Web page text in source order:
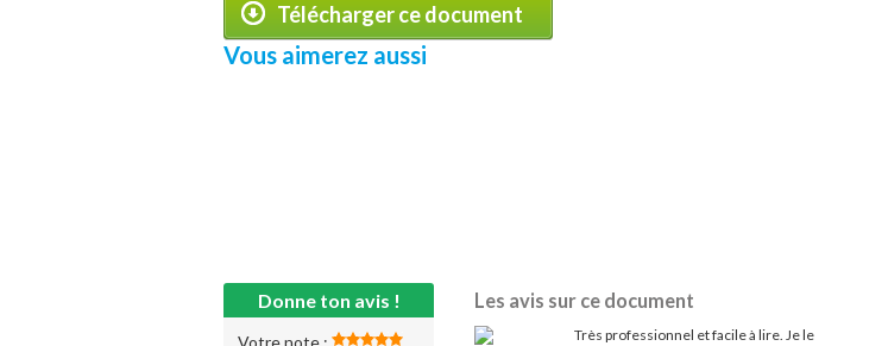
Télécharger ce document
Vous aimerez aussi
Donne ton avis !
Votre note :
Les avis sur ce document
Très professionnel et facile à lire. Je le